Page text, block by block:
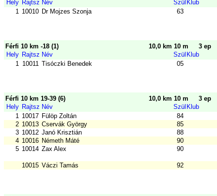
Hely Rajtsz Név Szül Klub
1 10010 Dr Mojzes Szonja 63
Férfi 10 km -18 (1) 10,0 km 10 m
3 ep
Hely Rajtsz Név Szül Klub
1 10011 Tisóczki Benedek 05
Férfi 10 km 19-39 (6) 10,0 km 10 m
3 ep
Hely Rajtsz Név Szül Klub
1 10017 Fülöp Zoltán
84
2 10013 Cservák György
85
3 10012 Janó Krisztián
88
4 10016 Németh Máté
90
5 10014 Zax Alex 90
10015 Váczi Tamás 92